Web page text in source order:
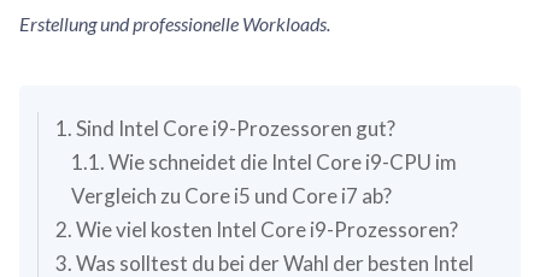
Erstellung und professionelle Workloads.
1. Sind Intel Core i9-Prozessoren gut?
1.1. Wie schneidet die Intel Core i9-CPU im
Vergleich zu Core i5 und Core i7 ab?
2. Wie viel kosten Intel Core i9-Prozessoren?
3. Was solltest du bei der Wahl der besten Intel